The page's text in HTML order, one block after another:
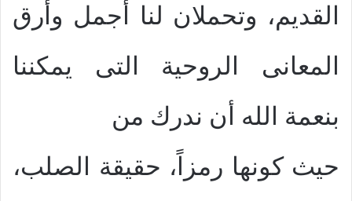
القديم، وتحملان لنا أجمل وأرق
المعانى الروحية التى يمكننا
بنعمة الله أن ندرك من
حيث كونها رمزاً، حقيقة الصلب،